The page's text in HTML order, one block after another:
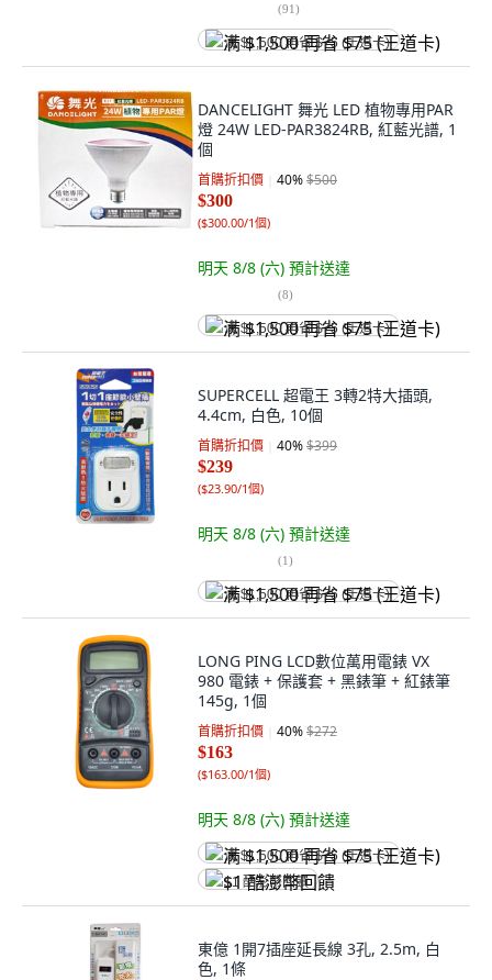
(91)
满 $1,500 再省 $75 (王道卡)
DANCELIGHT 舞光 LED 植物專用PAR
燈 24W LED-PAR3824RB, 紅藍光譜, 1
個
首購折扣價 40%$500
$300
($300.00/1個)
明天 8/8 (六) 預計送達
(8)
满 $1,500 再省 $75 (王道卡)
SUPERCELL 超電王 3轉2特大插頭,
4.4cm, 白色, 10個
首購折扣價 40%$399
$239
($23.90/1個)
明天 8/8 (六) 預計送達
(1)
满 $1,500 再省 $75 (王道卡)
LONG PING LCD數位萬用電錶 VX
980 電錶 + 保護套 + 黑錶筆 + 紅錶筆
145g, 1個
首購折扣價 40%$272
$163
($163.00/1個)
明天 8/8 (六) 預計送達
满 $1,500 再省 $75 (王道卡)
$1 酷澎幣回饋
東億 1開7插座延長線 3孔, 2.5m, 白
色, 1條